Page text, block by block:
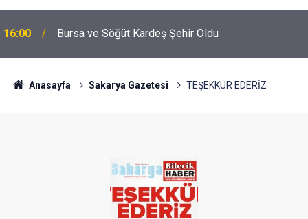
16:00 Bursa ve Söğüt Kardeş Şehir Oldu
Anasayfa Sakarya Gazetesi TEŞEKKÜR EDERİZ